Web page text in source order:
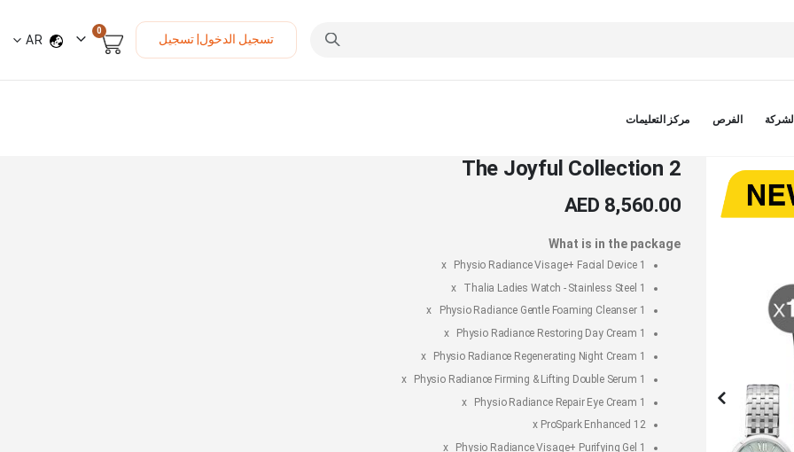
تسجيل الدخول| تسجيل
السلة
0العناصر
لغة
AR
الفرص مركز التعليمات
The Joyful Collection 2
AED 8,560.00
What is in the package
1 x
Physio Radiance Visage+ Facial Device
1 x
Thalia Ladies Watch - Stainless Steel
1 x
Physio Radiance Gentle Foaming Cleanser
1 x
Physio Radiance Restoring Day Cream
1 x
Physio Radiance Regenerating Night Cream
1 x
Physio Radiance Firming & Lifting Double Serum
1 x
Physio Radiance Repair Eye Cream
12 x
ProSpark Enhanced
1 x
Physio Radiance Visage+ Purifying Gel